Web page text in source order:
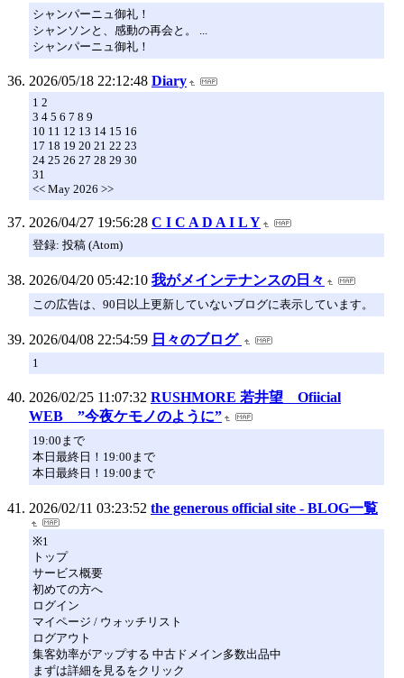
シャンパーニュ御礼！
シャンソンと、感動の再会と。 ...
シャンパーニュ御礼！
2026/05/18 22:12:48 Diary
1 2
3 4 5 6 7 8 9
10 11 12 13 14 15 16
17 18 19 20 21 22 23
24 25 26 27 28 29 30
31
<< May 2026 >>
2026/04/27 19:56:28 C I C A D A I L Y
登録: 投稿 (Atom)
2026/04/20 05:42:10 我がメインテナンスの日々
この広告は、90日以上更新していないブログに表示しています。
2026/04/08 22:54:59 日々のブログ
1
2026/02/25 11:07:32 RUSHMORE 若井望 Ofiicial
WEB ”今夜ケモノのように”
19:00まで
本日最終日！19:00まで
本日最終日！19:00まで
2026/02/11 03:23:52 the generous official site - BLOG一覧
※1
トップ
サービス概要
初めての方へ
ログイン
マイページ / ウォッチリスト
ログアウト
集客効率がアップする 中古ドメイン多数出品中
まずは詳細を見るをクリック